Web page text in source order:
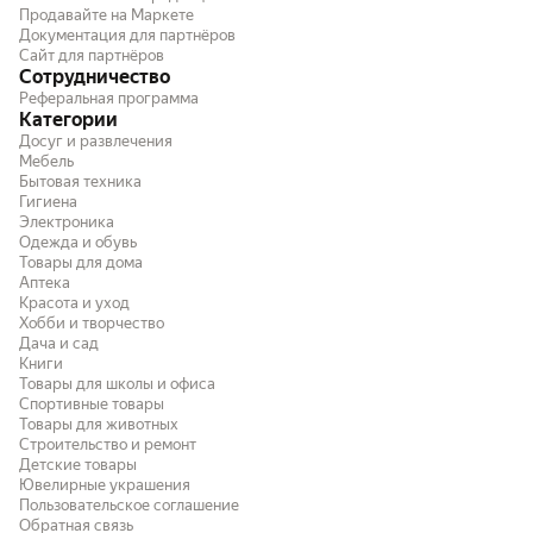
Управление очень простое - два барабана,
один мощность, второй время. Не очень
большая по размерам, но большая тарелка
влезает и крутится, не застревая. Если
нужна СВЧ только для подогрева пищи -
рекомендую эту модель.
Продавайте на Маркете
Документация для партнёров
Сайт для партнёров
Сотрудничество
Реферальная программа
Категории
Досуг и развлечения
Мебель
Бытовая техника
Гигиена
Электроника
Одежда и обувь
Товары для дома
Аптека
Красота и уход
Хобби и творчество
Дача и сад
Книги
Товары для школы и офиса
Спортивные товары
Товары для животных
Строительство и ремонт
Детские товары
Ювелирные украшения
Пользовательское соглашение
Обратная связь